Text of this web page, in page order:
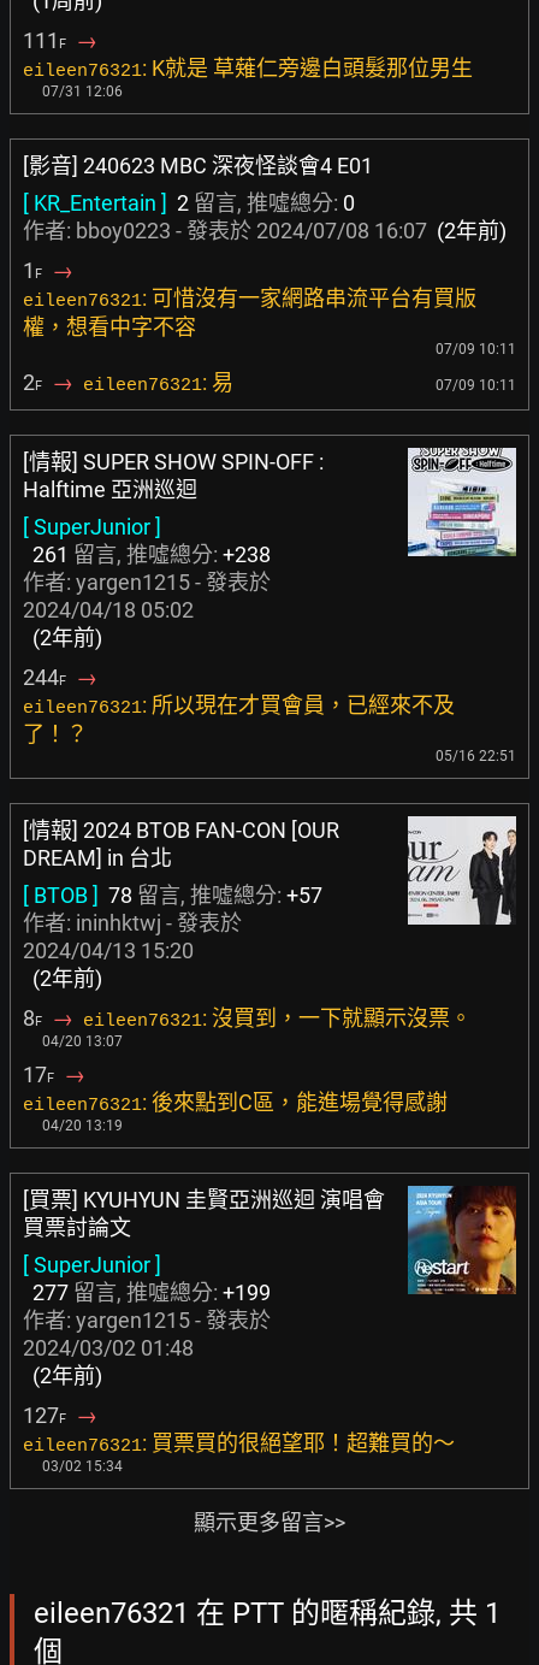
111 F →
eileen76321: K就是 草薙仁旁邊白頭髮那位男生
07/31 12:06
[影音] 240623 MBC 深夜怪談會4 E01
[ KR_Entertain ] 2 留言, 推噓總分: 0
作者: bboy0223 - 發表於 2024/07/08 16:07 (2年前)
1 F →
eileen76321: 可惜沒有一家網路串流平台有買版
權，想看中字不容
07/09 10:11
2F → eileen76321: 易 07/09 10:11
[情報] SUPER SHOW SPIN-OFF :
Halftime 亞洲巡迴
[ SuperJunior ]
261 留言, 推噓總分: +238
作者: yargen1215- 發表於
2024/04/18 05:02
(2年前)
244F →
eileen76321: 所以現在才買會員，已經來不及
了！？
05/16 22:51
[情報] 2024 BTOB FAN-CON [OUR
DREAM] in 台北
[ BTOB ] 78 留言, 推噓總分: +57
作者: ininhktwj - 發表於
2024/04/13 15:20
(2年前)
8F → eileen76321: 沒買到，一下就顯示沒票。
04/20 13:07
17F →
eileen76321: 後來點到C區，能進場覺得感謝
04/20 13:19
[買票] KYUHYUN 圭賢亞洲巡迴 演唱會
買票討論文
[ SuperJunior ]
277 留言, 推噓總分: +199
作者: yargen1215- 發表於
2024/03/02 01:48
(2年前)
127F →
eileen76321: 買票買的很絕望耶！超難買的～
03/02 15:34
顯示更多留言>>
eileen76321 在 PTT 的暱稱紀錄, 共 1
個